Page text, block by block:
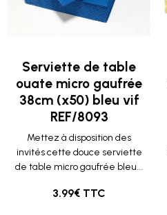
Serviette de table
ouate micro gaufrée
38cm (x50) bleu vif
REF/8093
Mettez à disposition des
invités cette douce serviette
de table micro gaufrée bleu...
3.99€ TTC